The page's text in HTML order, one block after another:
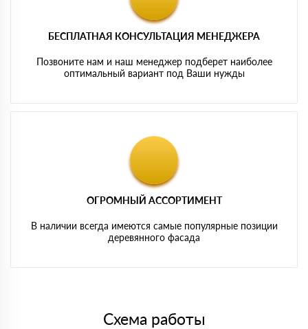
БЕСПЛАТНАЯ КОНСУЛЬТАЦИЯ МЕНЕДЖЕРА
Позвоните нам и наш менеджер подберет наиболее
оптимальный вариант под Ваши нужды
ОГРОМНЫЙ АССОРТИМЕНТ
В наличии всегда имеются самые популярные позиции
деревянного фасада
Схема работы